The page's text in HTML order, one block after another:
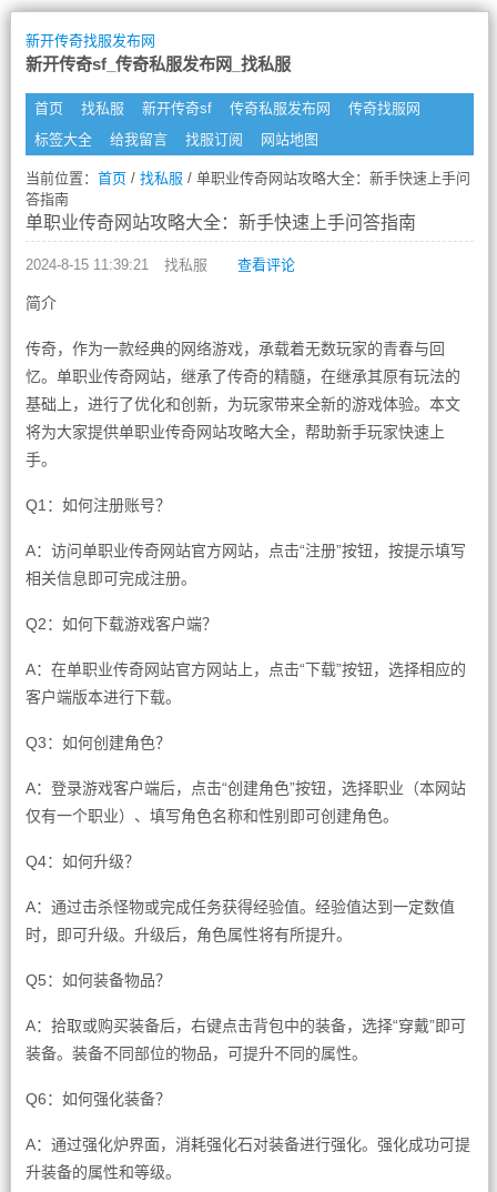
新开传奇找服发布网
新开传奇sf_传奇私服发布网_找私服
首页 找私服 新开传奇sf 传奇私服发布网
传奇找服网
标签大全
给我留言 找服订阅 网站地图
当前位置： 首页/ 找私服 / 单职业传奇网站攻略大全：新手快速上手问
答指南
单职业传奇网站攻略大全：新手快速上手问答指南
2024-8-15 11:39:21 找私服 查看评论
简介
传奇，作为一款经典的网络游戏，承载着无数玩家的青春与回
忆。单职业传奇网站，继承了传奇的精髓，在继承其原有玩法的
基础上，进行了优化和创新，为玩家带来全新的游戏体验。本文
将为大家提供单职业传奇网站攻略大全，帮助新手玩家快速上
手。
Q1：如何注册账号？
A：访问单职业传奇网站官方网站，点击“注册”按钮，按提示填写
相关信息即可完成注册。
Q2：如何下载游戏客户端？
A：在单职业传奇网站官方网站上，点击“下载”按钮，选择相应的
客户端版本进行下载。
Q3：如何创建角色？
A：登录游戏客户端后，点击“创建角色”按钮，选择职业（本网站
仅有一个职业）、填写角色名称和性别即可创建角色。
Q4：如何升级？
A：通过击杀怪物或完成任务获得经验值。经验值达到一定数值
时，即可升级。升级后，角色属性将有所提升。
Q5：如何装备物品？
A：拾取或购买装备后，右键点击背包中的装备，选择“穿戴”即可
装备。装备不同部位的物品，可提升不同的属性。
Q6：如何强化装备？
A：通过强化炉界面，消耗强化石对装备进行强化。强化成功可提
升装备的属性和等级。